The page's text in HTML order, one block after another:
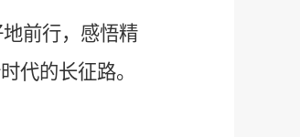
前行，感悟精
代的长征路。